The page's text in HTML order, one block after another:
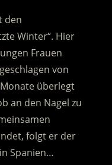
den
Winter“. Hier
Frauen
von
überlegt
an den Nagel zu
folgt er der
Spanien…